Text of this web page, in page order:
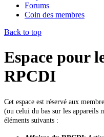
Forums
Coin des membres
Back to top
Espace pour
RPCDI
Cet espace est réservé aux
(ou celui du bas sur les appareils
éléments suivants :